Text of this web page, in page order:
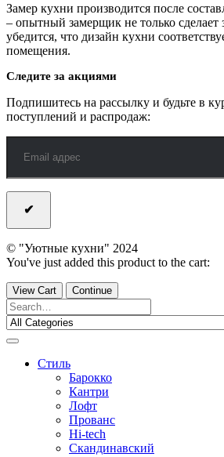
Замер кухни производится после
– опытный замерщик не только сделает
убедится, что дизайн кухни
помещения.
Следите за акциями
Подпишитесь на рассылку и будьте в
поступлений и распродаж:
© "Уютные кухни" 2024
You've just added this product to the cart:
View Cart Continue
Стиль
Барокко
Кантри
Лофт
Прованс
Hi-tech
Скандинавский